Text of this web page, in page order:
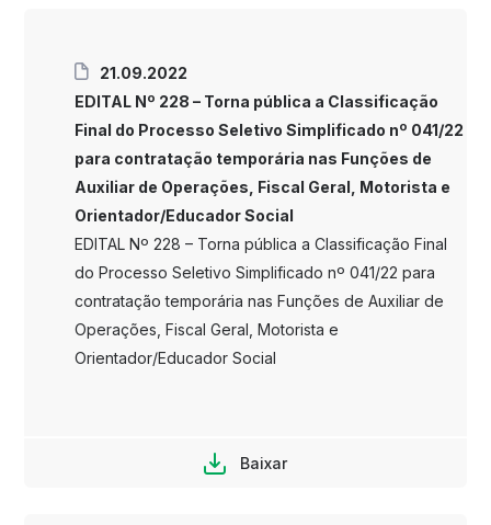
21.09.2022
EDITAL Nº 228 – Torna pública a Classificação
Final do Processo Seletivo Simplificado nº 041/22
para contratação temporária nas Funções de
Auxiliar de Operações, Fiscal Geral, Motorista e
Orientador/Educador Social
EDITAL Nº 228 – Torna pública a Classificação Final
do Processo Seletivo Simplificado nº 041/22 para
contratação temporária nas Funções de Auxiliar de
Operações, Fiscal Geral, Motorista e
Orientador/Educador Social
Baixar